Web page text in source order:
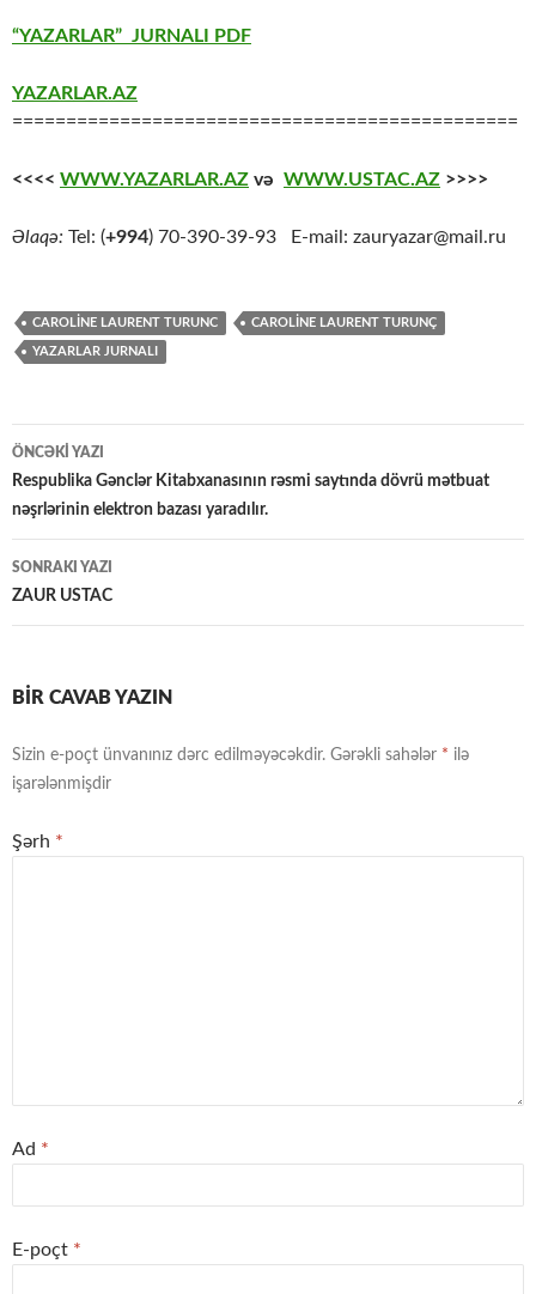
“YAZARLAR” JURNALI PDF
YAZARLAR.AZ
===============================================
<<<< WWW.YAZARLAR.AZ və WWW.USTAC.AZ >>>>
Əlaqə: Tel: (+994) 70-390-39-93 E-mail: zauryazar@mail.ru
CAROLİNE LAURENT TURUNC CAROLİNE LAURENT TURUNÇ
YAZARLAR JURNALI
Yazılar
üzrə
naviqasiya
ÖNCƏKI YAZI
Respublika Gənclər Kitabxanasının rəsmi saytında dövrü mətbuat
nəşrlərinin elektron bazası yaradılır.
SONRAKI YAZI
ZAUR USTAC
BIR CAVAB YAZIN
Sizin e-poçt ünvanınız dərc edilməyəcəkdir. Gərəkli sahələr * ilə
işarələnmişdir
Şərh *
Ad *
E-poçt *